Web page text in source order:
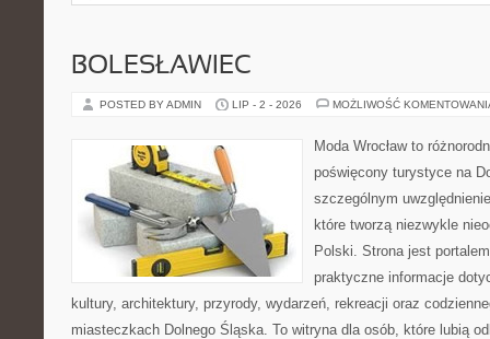
BOLESŁAWIEC
POSTED BY ADMIN LIP - 2 - 2026 MOŻLIWOŚĆ
Moda Wrocław to
poświęcony turystyce na
szczególnym
które tworzą niezwykle
Polski. Strona jest
praktyczne informacje
kultury, architektury, przyrody, wydarzeń, rekreacji oraz
miasteczkach Dolnego Śląska. To witryna dla osób, które lubią